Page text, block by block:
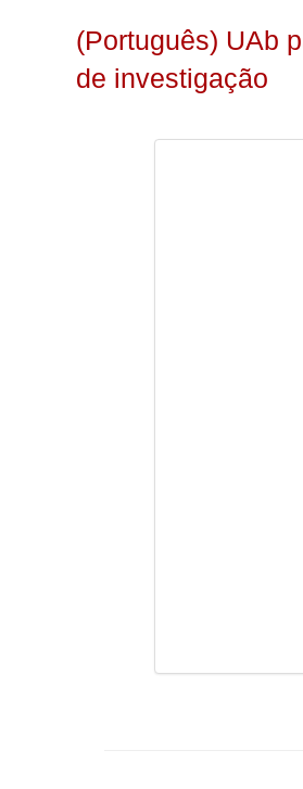
(Português) UAb
de investigação